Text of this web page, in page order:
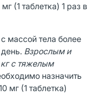
(1 таблетка) 1 раз в
массой тела более
Взрослым и
с тяжелым
назначить
мг (1 таблетка)